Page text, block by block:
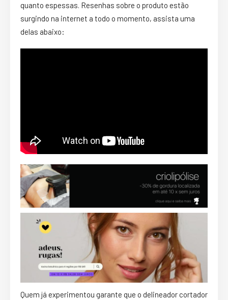
quanto espessas. Resenhas sobre o produto estão
surgindo na internet a todo o momento, assista uma
delas abaixo:
Quem já experimentou garante que o delineador cortador